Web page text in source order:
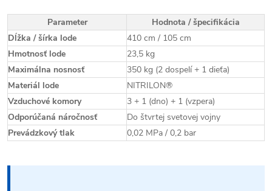
Parameter
Hodnota / špecifikácia
Dĺžka / šírka lode
410 cm / 105 cm
Hmotnosť lode
23,5 kg
Maximálna nosnosť
350 kg (2 dospelí + 1 dieťa)
Materiál lode
NITRILON®
Vzduchové komory
3 + 1 (dno) + 1 (vzpera)
Odporúčaná náročnosť
Do štvrtej svetovej vojny
Prevádzkový tlak
0,02 MPa / 0,2 bar